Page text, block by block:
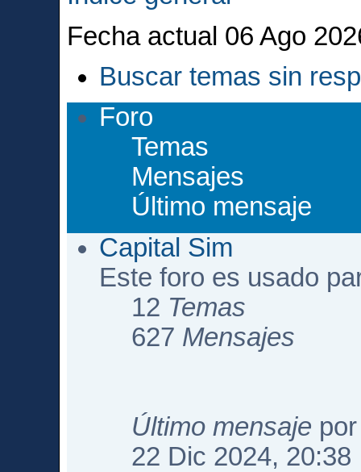
Fecha actual 06 Ago
Buscar temas sin
Foro
Temas
Mensajes
Último mensaje
Capital Sim
Este foro es usado
12 Temas
627 Mensajes
Último mensaje
22 Dic 2024, 20:38